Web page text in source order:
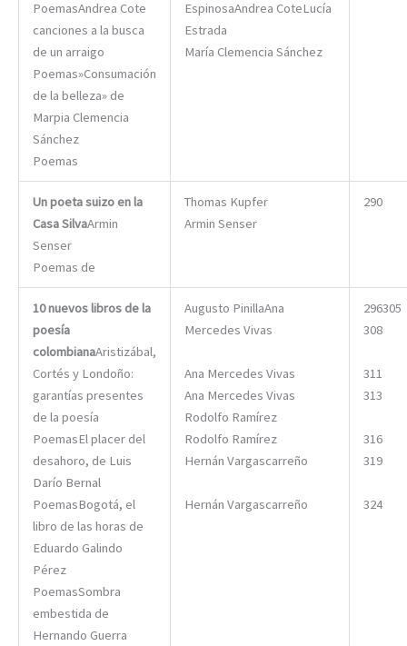
PoemasAndrea Cote
canciones a la busca
de un arraigo
Poemas»Consumación
de la belleza» de
Marpia Clemencia
Sánchez
Poemas
EspinosaAndrea CoteLucía
Estrada
María Clemencia Sánchez
Un poeta suizo en la
Casa SilvaArmin
Senser
Poemas de
Thomas Kupfer
Armin Senser
290
10 nuevos libros de la
poesía
colombianaAristizábal,
Cortés y Londoño:
garantías presentes
de la poesía
PoemasEl placer del
desahoro, de Luis
Darío Bernal
PoemasBogotá, el
libro de las horas de
Eduardo Galindo
Pérez
PoemasSombra
embestida de
Hernando Guerra
Augusto PinillaAna
Mercedes Vivas
Ana Mercedes Vivas
Ana Mercedes Vivas
Rodolfo Ramírez
Rodolfo Ramírez
Hernán Vargascarreño
Hernán Vargascarreño
296305
308
311
313
316
319
324